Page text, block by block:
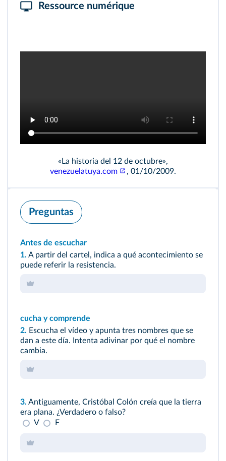
Ressource numérique
«La historia del 12 de octubre»,
venezuelatuya.com
, 01/10/2009.
Preguntas
Antes de escuchar
1. A partir del cartel, indica a qué acontecimiento se
puede referir la resistencia.
cucha y comprende
2. Escucha el vídeo y apunta tres nombres que se
dan a este día. Intenta adivinar por qué el nombre
cambia.
3. Antiguamente, Cristóbal Colón creía que la tierra
era plana. ¿Verdadero o falso?
V
F